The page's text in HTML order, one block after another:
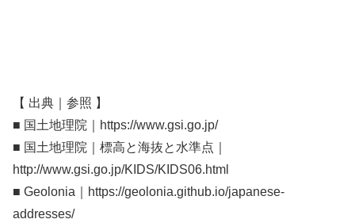
【 出典｜参照 】
■ 国土地理院｜https://www.gsi.go.jp/
■ 国土地理院｜標高と海抜と水準点｜
http://www.gsi.go.jp/KIDS/KIDS06.html
■ Geolonia｜https://geolonia.github.io/japanese-
addresses/